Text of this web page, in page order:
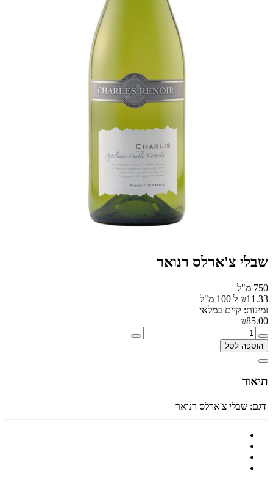
שבלי צ'ארלס רנואר
750 מ"ל
₪11.33 ל 100 מ"ל
זמינות: קיים במלאי
₪85.00
הוספה לסל
תיאור
דגם: שבלי צ'ארלס רנואר